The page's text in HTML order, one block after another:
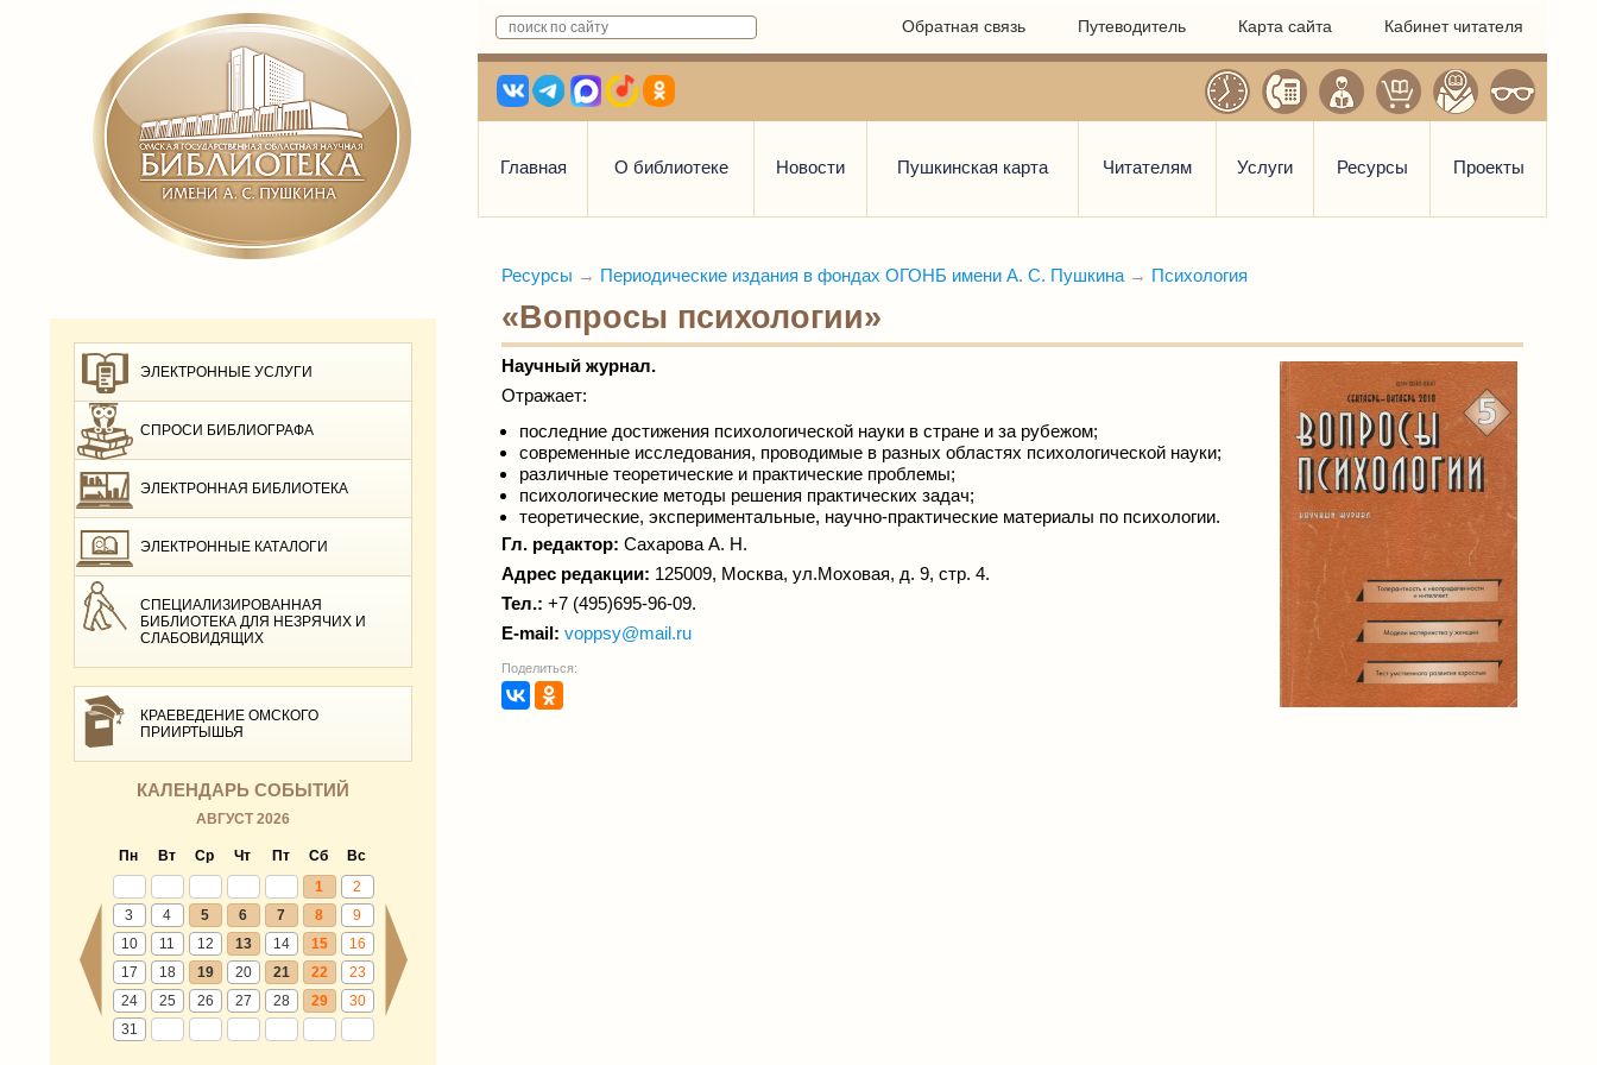
Обратная связь Путеводитель Карта сайта Кабинет читателя
Главная О библиотеке Новости Пушкинская карта Читателям Услуги Ресурсы Проекты
ЭЛЕКТРОННЫЕ УСЛУГИ
СПРОСИ БИБЛИОГРАФА
ЭЛЕКТРОННАЯ БИБЛИОТЕКА
ЭЛЕКТРОННЫЕ КАТАЛОГИ
СПЕЦИАЛИЗИРОВАННАЯ
БИБЛИОТЕКА ДЛЯ НЕЗРЯЧИХ И
СЛАБОВИДЯЩИХ
КРАЕВЕДЕНИЕ ОМСКОГО
ПРИИРТЫШЬЯ
КАЛЕНДАРЬ СОБЫТИЙ
АВГУСТ 2026
Пн Вт Ср Чт Пт Сб
Вс
1
2
3
4 5 6 7 8
9
10
11 12 13 14 15
16
17
18 19 20 21 22
23
24
25 26 27 28 29
30
31
Ресурсы → Периодические издания в фондах ОГОНБ имени А. С. Пушкина → Психология
«Вопросы психологии»
Научный журнал.
Отражает:
последние достижения психологической науки в стране и за рубежом;
современные исследования, проводимые в разных областях психологической науки;
различные теоретические и практические проблемы;
психологи­ческие методы решения практических задач;
теоретические, экспериментальные, научно-практические материалы по психологии.
Гл. редактор: Сахарова А. Н.
Адрес редакции: 125009, Москва, ул.Моховая, д. 9, стр. 4.
Тел.: +7 (495)695-96-09.
E-mail: voppsy@mail.ru
Поделиться: